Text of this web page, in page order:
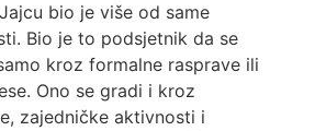
bio je više od same
Bio je to podsjetnik da se
kroz formalne rasprave ili
Ono se gradi i kroz
zajedničke aktivnosti i